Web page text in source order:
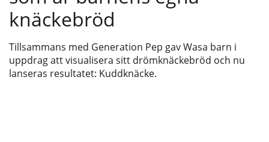
knäckebröd
Tillsammans med Generation Pep gav Wasa barn i
uppdrag att visualisera sitt drömknäckebröd och nu
lanseras resultatet: Kuddknäcke.